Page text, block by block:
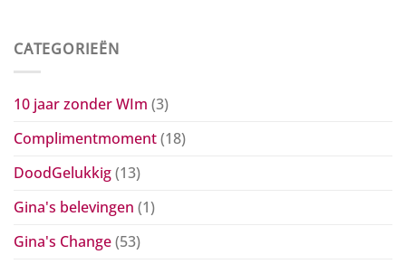
CATEGORIEËN
10 jaar zonder WIm (3)
Complimentmoment(18)
DoodGelukkig(13)
Gina's belevingen (1)
Gina's Change(53)